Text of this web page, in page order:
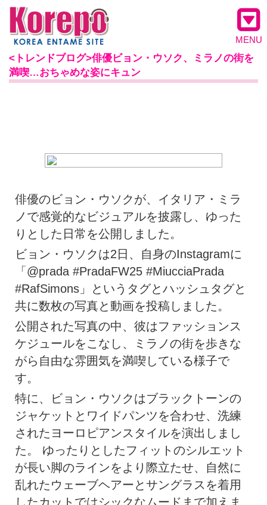
MENU
<トレンドブログ>俳優ビョン・ウソク、ミラノの街を
満喫…おちゃめな姿にキュン
俳優のビョン・ウソクが、イタリア・ミラ
ノで感覚的なビジュアルを披露し、ゆった
りとした日常を公開しました。
ビョン・ウソクは2日、自身のInstagramに
「@prada #PradaFW25 #MiucciaPrada
#RafSimons」というタグとハッシュタグと
共に数枚の写真と動画を投稿しました。
公開された写真の中、彼はファッションス
ケジュールをこなし、ミラノの街を歩きな
がら自由な雰囲気を満喫している様子で
す。
特に、ビョン・ウソクはブラックトーンの
ジャケットとワイドパンツを合わせ、洗練
されたヨーロピアンスタイルを演出しまし
た。 ゆったりとしたフィットのシルエット
が長い脚のラインをより際立たせ、自然に
乱れたウェーブヘアーとサングラスを着用
したカットではシックなムードまで加えま